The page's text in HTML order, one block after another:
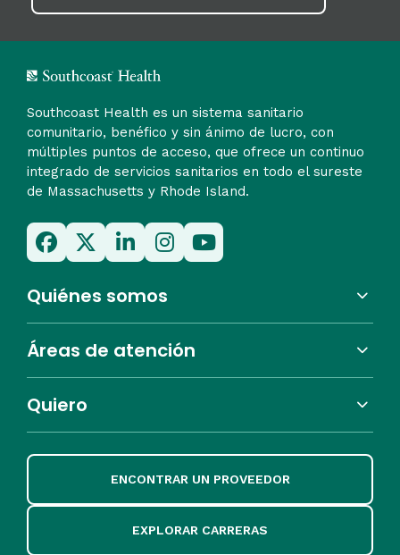
Southcoast Health es un sistema sanitario
comunitario, benéfico y sin ánimo de lucro, con
múltiples puntos de acceso, que ofrece un continuo
integrado de servicios sanitarios en todo el sureste
de Massachusetts y Rhode Island.
Quiénes somos
Áreas de atención
Quiero
ENCONTRAR UN PROVEEDOR
EXPLORAR CARRERAS